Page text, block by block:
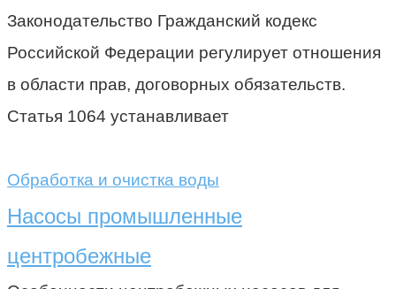
Законодательство Гражданский кодекс
Российской Федерации регулирует отношения
в области прав, договорных обязательств.
Статья 1064 устанавливает
Обработка и очистка воды
Насосы промышленные
центробежные